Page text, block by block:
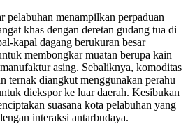
pelabuhan menampilkan perpaduan
khas dengan deretan gudang tua di
kapal dagang berukuran besar
membongkar muatan berupa kain
asing. Sebaliknya, komoditas
ternak diangkut menggunakan perahu
diekspor ke luar daerah. Kesibukan
suasana kota pelabuhan yang
interaksi antarbudaya.